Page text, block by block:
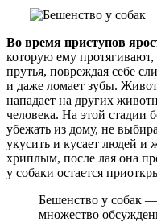
Во время приступов
которую ему протягивают,
прутья, повреждая себе
и даже ломает зубы.
нападает на других
человека. На этой стадии
убежать из дому, не
укусить и кусает людей и
хриплым, после лая она
у собаки остается
Бешенство у собак
множество